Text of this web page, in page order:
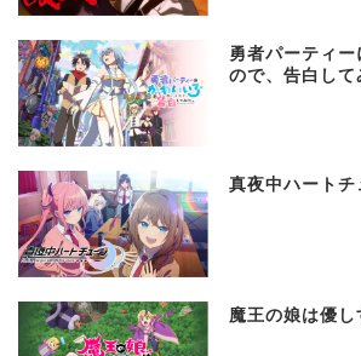
勇者パーティ
ので、告白して
真夜中ハートチ
魔王の娘は優